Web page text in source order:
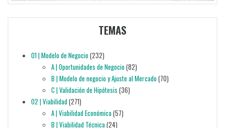
TEMAS
01 | Modelo de Negocio(232)
A | Oportunidades de Negocio(82)
B | Modelo de negocio y Ajuste al Mercado(70)
C | Validación de Hipótesis (36)
02 | Viabilidad(271)
A | Viabilidad Económica(57)
B | Viabilidad Técnica(24)